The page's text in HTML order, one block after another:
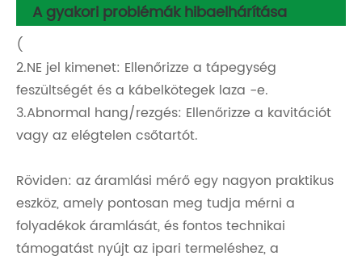
A gyakori problémák hibaelhárítása
(
2.NE jel kimenet: Ellenőrizze a tápegység
feszültségét és a kábelkötegek laza -e.
3.Abnormal hang/rezgés: Ellenőrizze a kavitációt
vagy az elégtelen csőtartót.
Röviden: az áramlási mérő egy nagyon praktikus
eszköz, amely pontosan meg tudja mérni a
folyadékok áramlását, és fontos technikai
támogatást nyújt az ipari termeléshez, a